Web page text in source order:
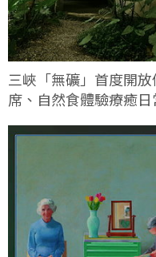
三峽「無礦」首度開
席、自然食體驗療癒日